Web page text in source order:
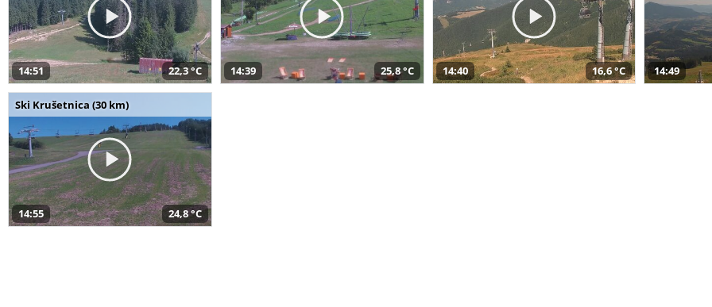
14:51 22,3 °C 14:39 25,8 °C 14:40 16,6 °C 14:49
Ski Krušetnica (30 km)
14:55 24,8 °C